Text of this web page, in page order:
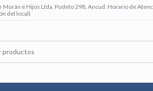
Morán e Hijos Ltda, Pudeto 298, Ancud. Horario de
del local)